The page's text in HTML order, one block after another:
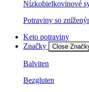
Nízkobielkovinové
Potraviny so
Keto potraviny
Značky
Close
Balviten
Bezgluten